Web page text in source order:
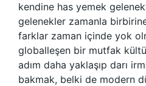
kendine has yemek
gelenekler zamanla
farklar zaman içinde yok
globalleşen bir mutfak
adım daha yaklaşıp darı
bakmak, belki de modern